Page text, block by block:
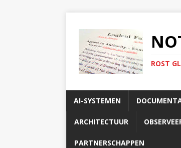
ROST
AI-SYSTEMEN
ARCHITECTUUR
PARTNERSCHAPPEN